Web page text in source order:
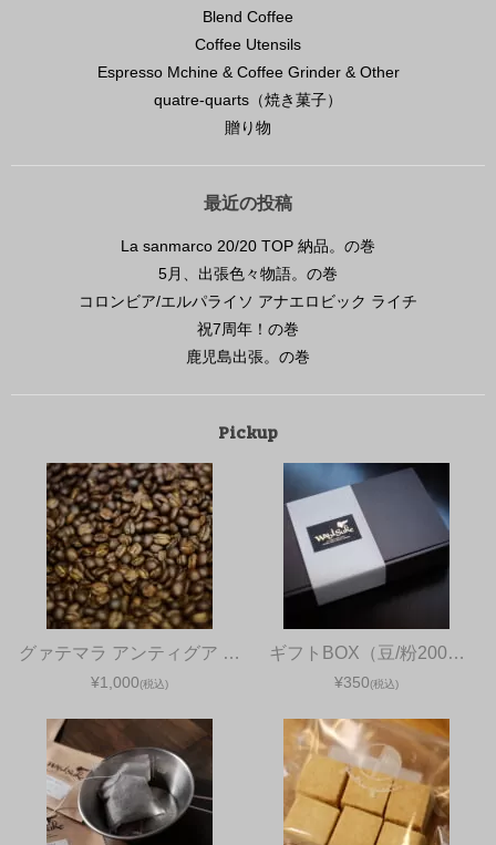
Blend Coffee
Coffee Utensils
Espresso Mchine & Coffee Grinder & Other
quatre-quarts（焼き菓子）
贈り物
最近の投稿
La sanmarco 20/20 TOP 納品。の巻
5月、出張色々物語。の巻
コロンビア/エルパライソ アナエロビック ライチ
祝7周年！の巻
鹿児島出張。の巻
Pickup
グァテマラ アンティグア …
¥1,000(税込)
ギフトBOX（豆/粉200…
¥350(税込)